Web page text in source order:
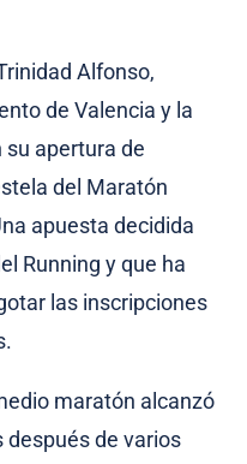
Alfonso,
de Valencia y la
su apertura de
del Maratón
apuesta decidida
Running y que ha
las inscripciones
maratón alcanzó
después de varios